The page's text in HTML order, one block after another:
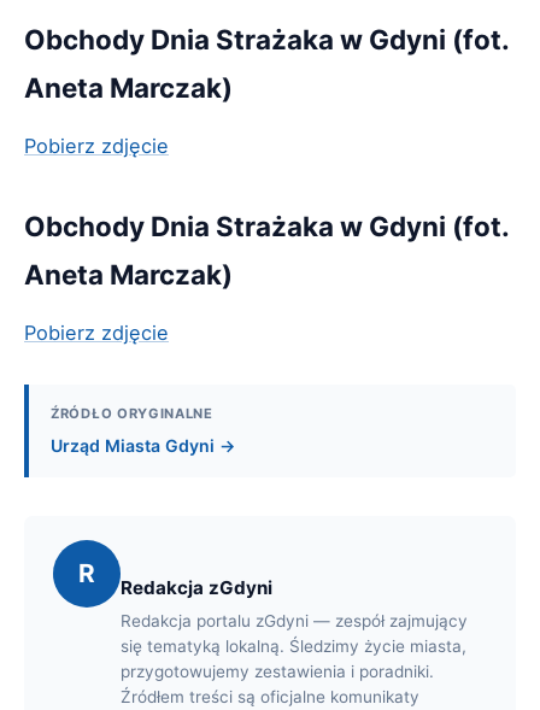
Obchody Dnia Strażaka w Gdyni (fot.
Aneta Marczak)
Pobierz zdjęcie
Obchody Dnia Strażaka w Gdyni (fot.
Aneta Marczak)
Pobierz zdjęcie
ŹRÓDŁO ORYGINALNE
Urząd Miasta Gdyni →
R Redakcja zGdyni
Redakcja portalu zGdyni — zespół zajmujący
się tematyką lokalną. Śledzimy życie miasta,
przygotowujemy zestawienia i poradniki.
Źródłem treści są oficjalne komunikaty